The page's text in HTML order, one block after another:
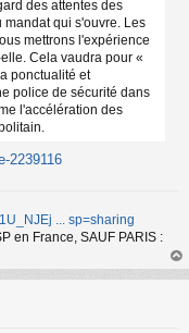
des attentes des
qui s'ouvre. Les
mettrons l'expérience
Cela vaudra pour «
ponctualité et
police de sécurité dans
l'accélération des
2239116
... sp=sharing
en France, SAUF PARIS :
au